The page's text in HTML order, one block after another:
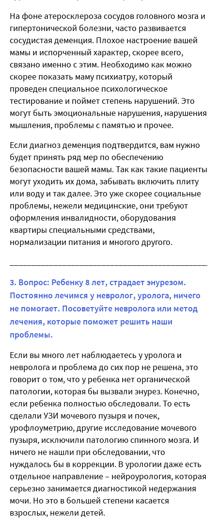
На фоне атеросклероза сосудов головного мозга и
гипертонической болезни, часто развивается
сосудистая деменция. Плохое настроение вашей
мамы и испорченный характер, скорее всего,
связано именно с этим. Необходимо как можно
скорее показать маму психиатру, который
проведен специальное психологическое
тестирование и поймет степень нарушений. Это
могут быть эмоциональные нарушения, нарушения
мышления, проблемы с памятью и прочее.
Если диагноз деменция подтвердится, вам нужно
будет принять ряд мер по обеспечению
безопасности вашей мамы. Так как такие пациенты
могут уходить их дома, забывать включить плиту
или воду и так далее. Это уже скорее социальные
проблемы, нежели медицинские, они требуют
оформления инвалидности, оборудования
квартиры специальными средствами,
нормализации питания и многого другого.
3. Вопрос: Ребенку 8 лет, страдает энурезом.
Постоянно лечимся у невролог, уролога, ничего
не помогает. Посоветуйте невролога или метод
лечения, которые поможет решить наши
проблемы.
Если вы много лет наблюдаетесь у уролога и
невролога и проблема до сих пор не решена, это
говорит о том, что у ребенка нет органической
патологии, которая бы вызвали энурез. Конечно,
если ребенка полностью обследовали. То есть
сделали УЗИ мочевого пузыря и почек,
урофлоуметрию, другие исследование мочевого
пузыря, исключили патологию спинного мозга. И
ничего не нашли при обследовании, что
нуждалось бы в коррекции. В урологии даже есть
отдельное направление – нейроурология, которая
серьезно занимается диагностикой недержания
мочи. Но это в большей степени касается
взрослых, нежели детей.